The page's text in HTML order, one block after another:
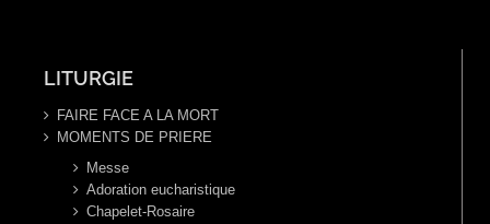
LITURGIE
FAIRE FACE A LA MORT
MOMENTS DE PRIERE
Messe
Adoration eucharistique
Chapelet-Rosaire